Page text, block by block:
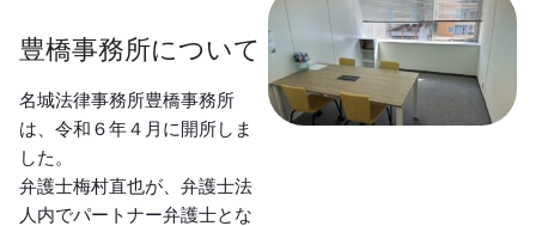
豊橋事務所について
名城法律事務所豊橋事務所
は、令和６年４月に開所しま
した。
弁護士梅村直也が、弁護士法
人内でパートナー弁護士とな